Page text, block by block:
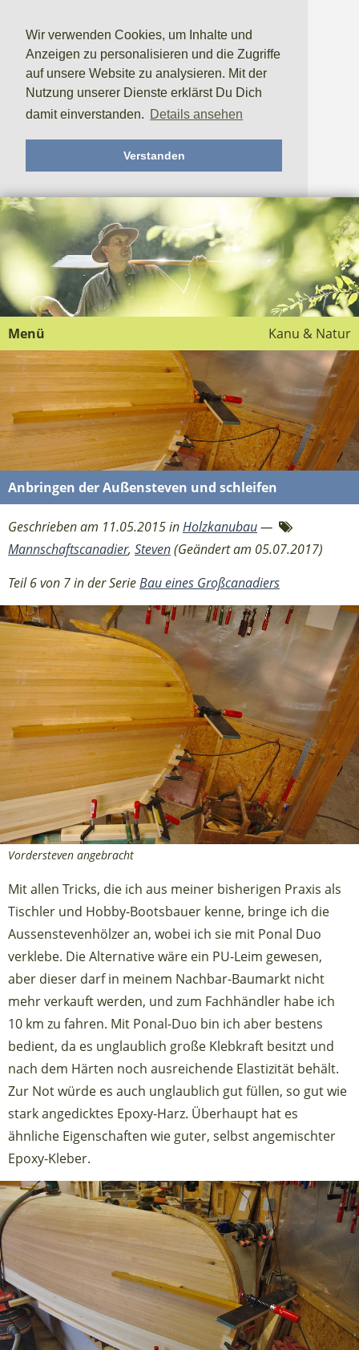
Wir verwenden Cookies, um Inhalte und
Anzeigen zu personalisieren und die Zugriffe
auf unsere Website zu analysieren. Mit der
Nutzung unserer Dienste erklärst Du Dich
damit einverstanden. Details ansehen
Verstanden
Kanu & Natur
Menü
Anbringen der Außensteven und schleifen
Geschrieben am 11.05.2015 inHolzkanubau—
Mannschaftscanadier, Steven(Geändert am 05.07.2017)
Teil 6 von 7 in der SerieBau eines Großcanadiers
Vordersteven angebracht
Mit allen Tricks, die ich aus meiner bisherigen Praxis als
Tischler und Hobby-Bootsbauer kenne, bringe ich die
Aussenstevenhölzer an, wobei ich sie mit Ponal Duo
verklebe. Die Alternative wäre ein PU-Leim gewesen,
aber dieser darf in meinem Nachbar-Baumarkt nicht
mehr verkauft werden, und zum Fachhändler habe ich
10 km zu fahren. Mit Ponal-Duo bin ich aber bestens
bedient, da es unglaublich große Klebkraft besitzt und
nach dem Härten noch ausreichende Elastizität behält.
Zur Not würde es auch unglaublich gut füllen, so gut wie
stark angedicktes Epoxy-Harz. Überhaupt hat es
ähnliche Eigenschaften wie guter, selbst angemischter
Epoxy-Kleber.